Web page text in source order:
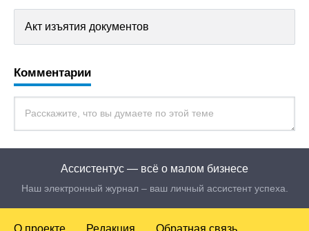
Акт изъятия документов
Комментарии
Ассистентус — всё о малом бизнесе
Наш электронный журнал – ваш личный ассистент успеха.
О проекте Редакция Обратная связь